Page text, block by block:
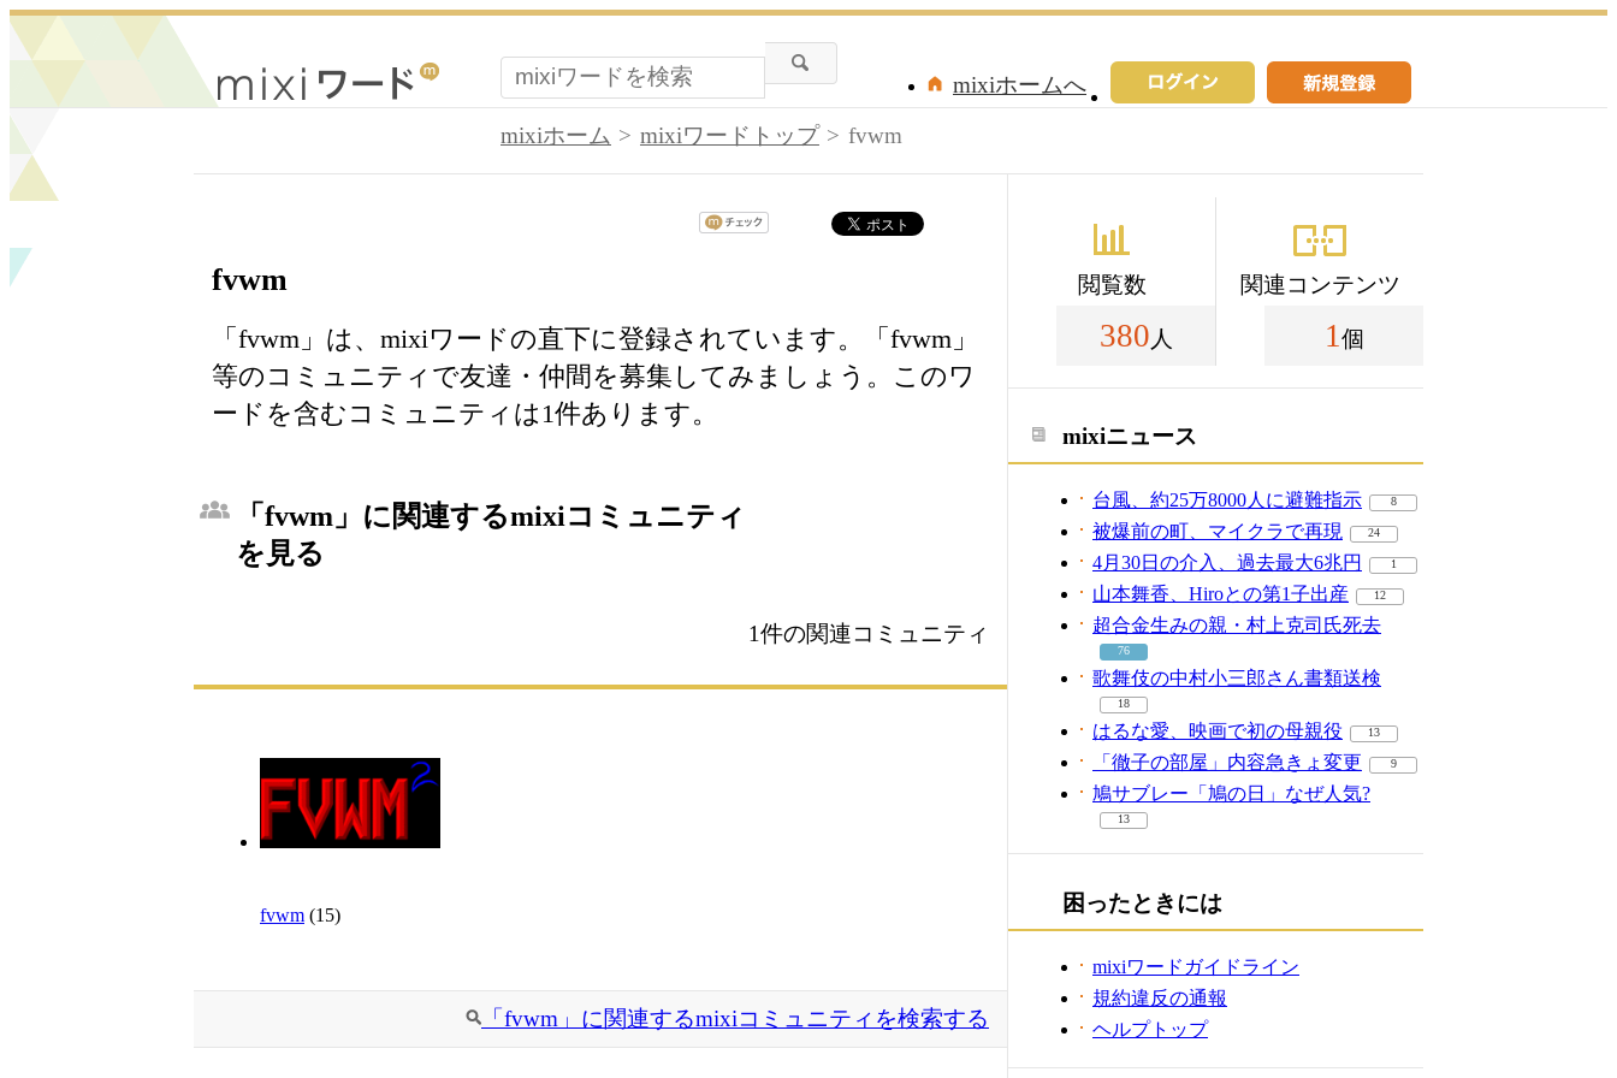
mixiホームへ
mixiホーム
mixiワードトップ fvwm
fvwm
「fvwm」は、mixiワードの直下に登録されています。「fvwm」
等のコミュニティで友達・仲間を募集してみましょう。このワ
ードを含むコミュニティは1件あります。
「fvwm」に関連するmixiコミュニティ
を見る
1件の関連コミュニティ
fvwm (15)
「fvwm」に関連するmixiコミュニティを検索する
閲覧数
380 人
関連コンテンツ
1 個
mixiニュース
台風、約25万8000人に避難指示 8
被爆前の町、マイクラで再現 24
4月30日の介入、過去最大6兆円 1
山本舞香、Hiroとの第1子出産 12
超合金生みの親・村上克司氏死去
76
歌舞伎の中村小三郎さん書類送検
18
はるな愛、映画で初の母親役 13
「徹子の部屋」内容急きょ変更 9
鳩サブレー「鳩の日」なぜ人気?
13
困ったときには
mixiワードガイドライン
規約違反の通報
ヘルプトップ